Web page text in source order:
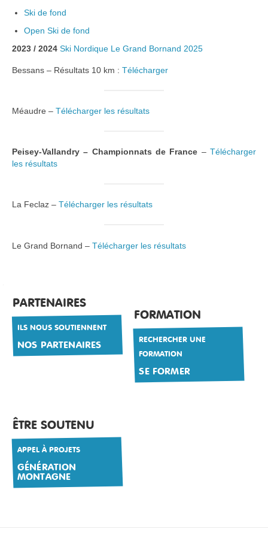
Ski de fond
Open Ski de fond
2023 / 2024 Ski Nordique Le Grand Bornand 2025
Bessans – Résultats 10 km : Télécharger
Méaudre – Télécharger les résultats
Peisey-Vallandry – Championnats de France –Télécharger
les résultats
La Feclaz – Télécharger les résultats
Le Grand Bornand – Télécharger les résultats
PARTENAIRES
ILS NOUS SOUTIENNENT
NOS PARTENAIRES
FORMATION
RECHERCHER UNE
FORMATION
SE FORMER
ÊTRE SOUTENU
APPEL À PROJETS
GÉNÉRATION
MONTAGNE